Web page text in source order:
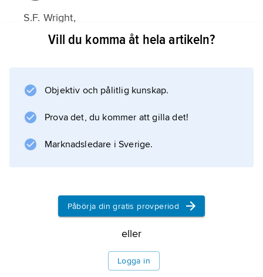
S.F. Wright,
Hart and the Chinese Customs
Vill du komma åt hela artikeln?
Objektiv och pålitlig kunskap.
Prova det, du kommer att gilla det!
Marknadsledare i Sverige.
Påbörja din gratis provperiod
eller
Logga in